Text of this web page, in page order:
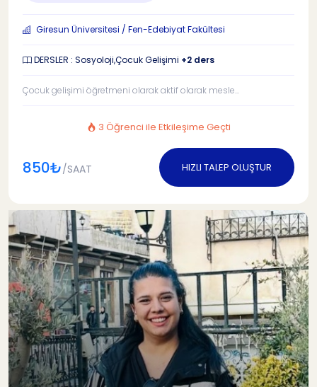
Giresun Üniversitesi / Fen-Edebiyat Fakültesi
DERSLER : Sosyoloji,Çocuk Gelişimi +2 ders
Çocuk gelişimi öğretmeni olarak aktif olarak mesle...
3 Öğrenci ile Etkileşime Geçti
850₺/SAAT HIZLI TALEP OLUŞTUR